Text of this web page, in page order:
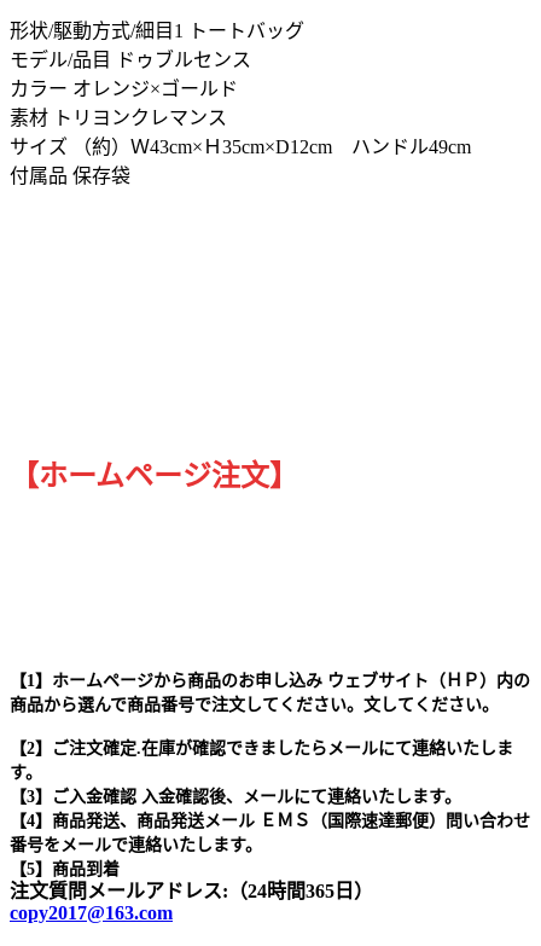
形状/駆動方式/細目1 トートバッグ
モデル/品目 ドゥブルセンス
カラー オレンジ×ゴールド
素材 トリヨンクレマンス
サイズ （約）Ｗ43cm×Ｈ35cm×D12cm ハンドル49cm
付属品 保存袋
【ホームページ注文】
【1】ホームページから商品のお申し込み ウェブサイト（ＨＰ）内の
商品から選んで商品番号で注文してください。文してください。
【2】ご注文確定.在庫が確認できましたらメールにて連絡いたしま
す。
【3】ご入金確認 入金確認後、メールにて連絡いたします。
【4】商品発送、商品発送メール ＥＭＳ（国際速達郵便）問い合わせ
番号をメールで連絡いたします。
【5】商品到着
注文質問メールアドレス:（24時間365日）
copy2017@163.com